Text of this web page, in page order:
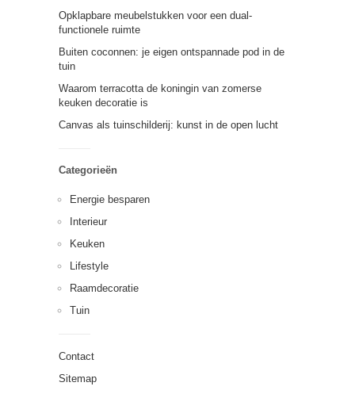
Opklapbare meubelstukken voor een dual-
functionele ruimte
Buiten coconnen: je eigen ontspannade pod in de
tuin
Waarom terracotta de koningin van zomerse
keuken decoratie is
Canvas als tuinschilderij: kunst in de open lucht
Categorieën
Energie besparen
Interieur
Keuken
Lifestyle
Raamdecoratie
Tuin
Contact
Sitemap